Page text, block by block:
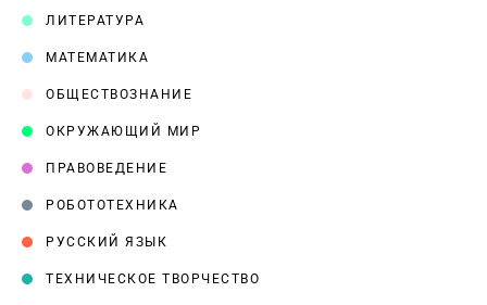
ЛИТЕРАТУРА
МАТЕМАТИКА
ОБЩЕСТВОЗНАНИЕ
ОКРУЖАЮЩИЙ МИР
ПРАВОВЕДЕНИЕ
РОБОТОТЕХНИКА
РУССКИЙ ЯЗЫК
ТЕХНИЧЕСКОЕ ТВОРЧЕСТВО